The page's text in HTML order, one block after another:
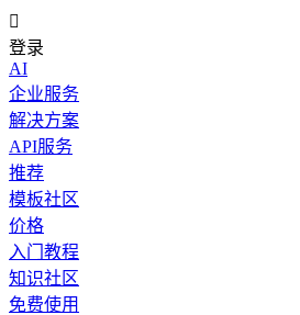

登录
AI
企业服务
解决方案
API服务
推荐
模板社区
价格
入门教程
知识社区
免费使用